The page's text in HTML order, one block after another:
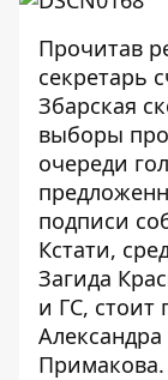
Прочитав
секретарь
Збарская
выборы
очереди
подписи
Кстати,
Загида
и ГС,
Примакова.